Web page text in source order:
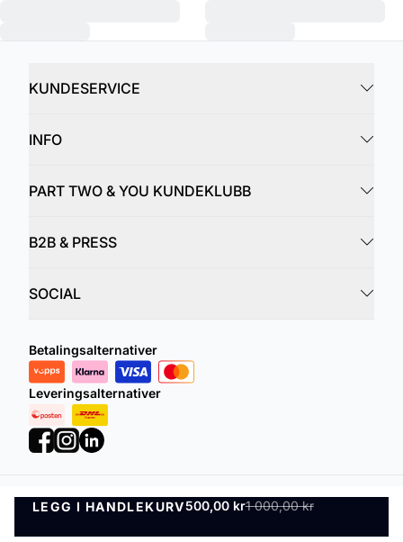
LEGG I HANDLEKURV500,00 kr1 000,00 kr
LEGG I HANDLEKURV
KUNDESERVICE
INFO
PART TWO & YOU KUNDEKLUBB
B2B & PRESS
SOCIAL
Betalingsalternativer
Leveringsalternativer
Personvernregler Vilkår og betingelser